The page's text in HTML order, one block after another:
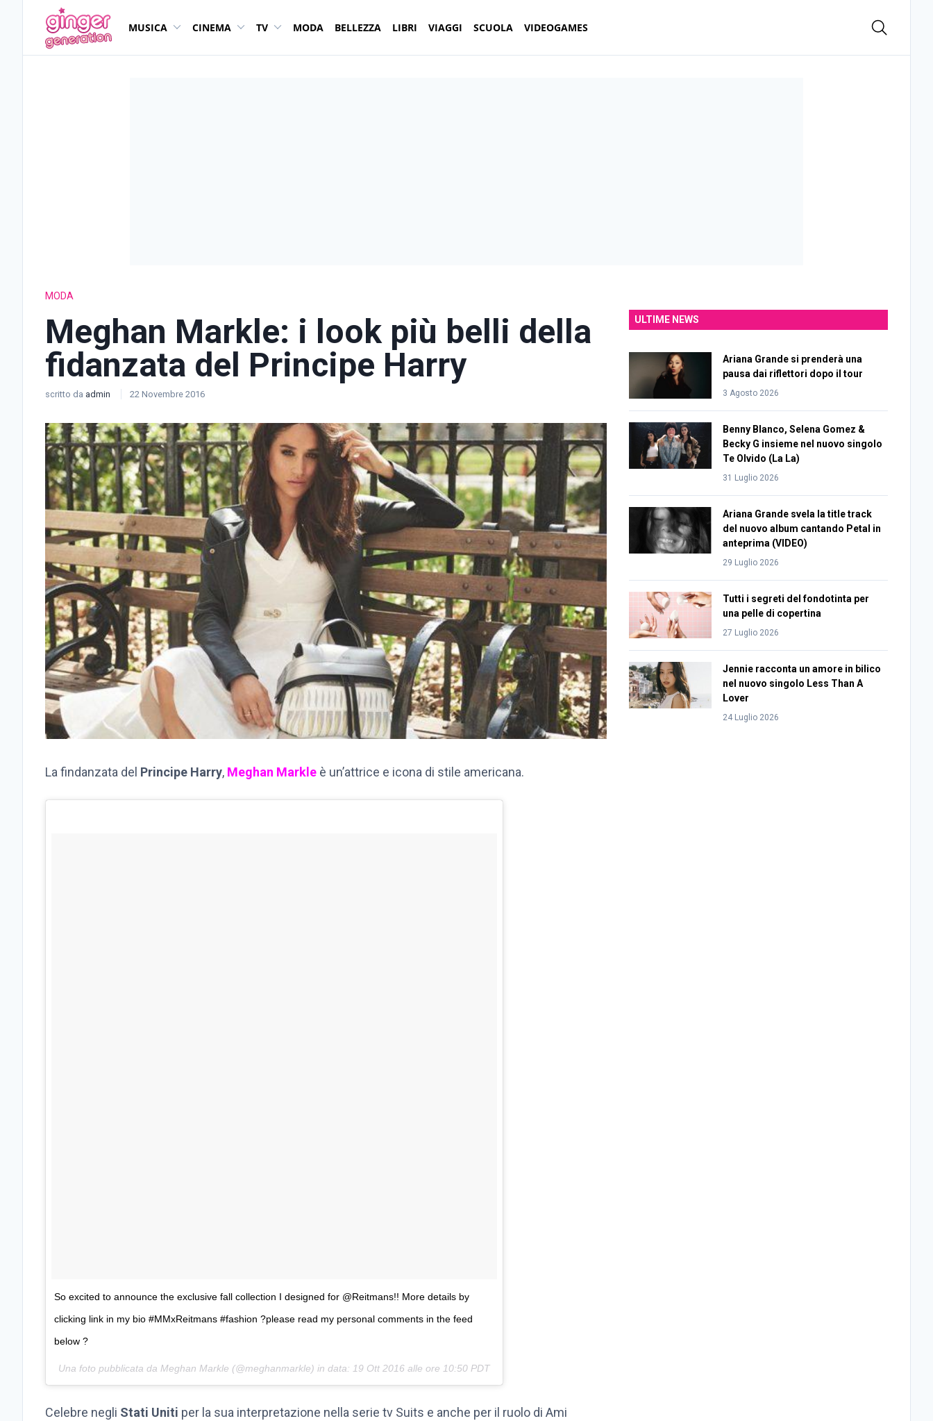
MUSICA CINEMA TV MODA BELLEZZA LIBRI VIAGGI SCUOLA VIDEOGAMES
MODA
Meghan Markle: i look più belli della
fidanzata del Principe Harry
scritto da admin 22 Novembre 2016
La findanzata del Principe Harry, Meghan Markle è un’attrice e icona di stile americana.
So excited to announce the exclusive fall collection I designed for @Reitmans!! More details by
clicking link in my bio #MMxReitmans #fashion ?please read my personal comments in the feed
below ?
Una foto pubblicata da Meghan Markle (@meghanmarkle) in data: 19 Ott 2016 alle ore 10:50 PDT
Celebre negli Stati Uniti per la sua interpretazione nella serie tv Suits e anche per il ruolo di Ami
ULTIME NEWS
Ariana Grande si prenderà una
pausa dai riflettori dopo il tour
3 Agosto 2026
Benny Blanco, Selena Gomez &
Becky G insieme nel nuovo singolo
Te Olvido (La La)
31 Luglio 2026
Ariana Grande svela la title track
del nuovo album cantando Petal in
anteprima (VIDEO)
29 Luglio 2026
Tutti i segreti del fondotinta per
una pelle di copertina
27 Luglio 2026
Jennie racconta un amore in bilico
nel nuovo singolo Less Than A
Lover
24 Luglio 2026